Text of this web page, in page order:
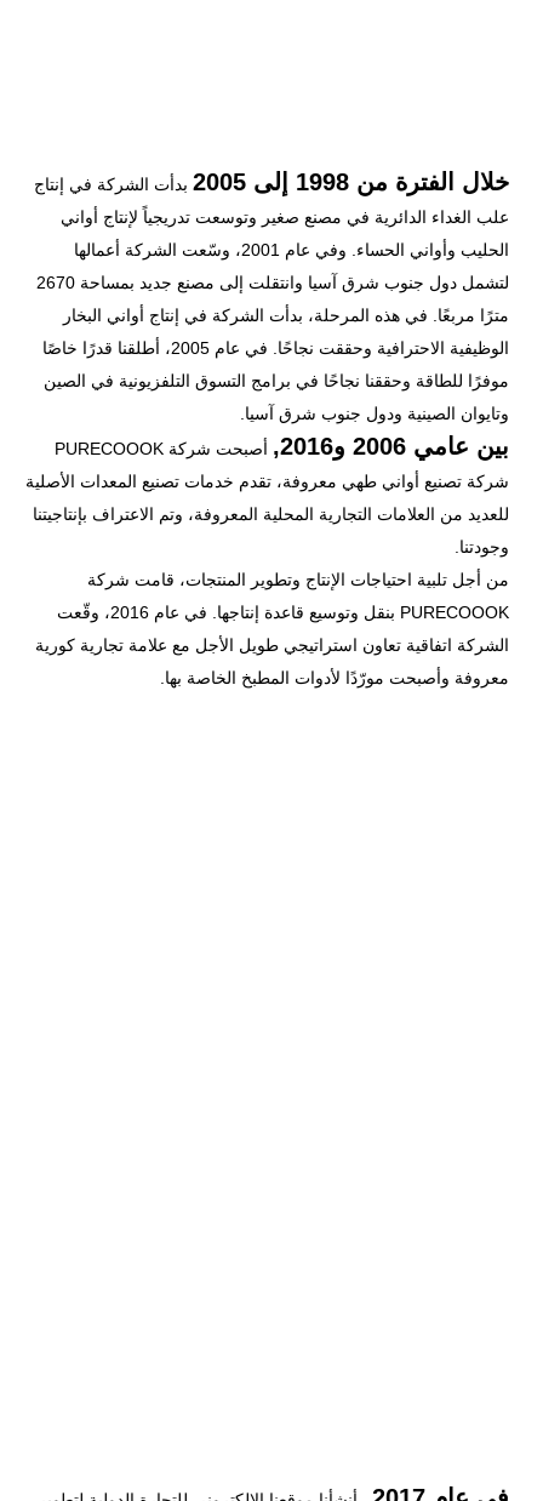
خلال الفترة من 1998 إلى 2005
بدأت الشركة في إنتاج
علب الغداء الدائرية في مصنع صغير وتوسعت تدريجياً لإنتاج أواني
الحليب وأواني الحساء. وفي عام 2001، وسّعت الشركة أعمالها
لتشمل دول جنوب شرق آسيا وانتقلت إلى مصنع جديد بمساحة 2670
مترًا مربعًا. في هذه المرحلة، بدأت الشركة في إنتاج أواني البخار
الوظيفية الاحترافية وحققت نجاحًا. في عام 2005، أطلقنا قدرًا خاصًا
موفرًا للطاقة وحققنا نجاحًا في برامج التسوق التلفزيونية في الصين
وتايوان الصينية ودول جنوب شرق آسيا.
بين عامي 2006 و2016,
أصبحت شركة PURECOOOK
شركة تصنيع أواني طهي معروفة، تقدم خدمات تصنيع المعدات الأصلية
للعديد من العلامات التجارية المحلية المعروفة، وتم الاعتراف بإنتاجيتنا
وجودتنا.
من أجل تلبية احتياجات الإنتاج وتطوير المنتجات، قامت شركة
PURECOOOK بنقل وتوسيع قاعدة إنتاجها. في عام 2016، وقّعت
الشركة اتفاقية تعاون استراتيجي طويل الأجل مع علامة تجارية كورية
معروفة وأصبحت مورّدًا لأدوات المطبخ الخاصة بها.